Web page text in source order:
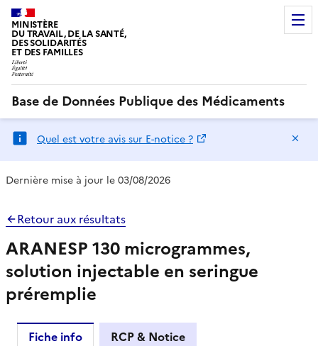
MINISTÈRE
DU TRAVAIL, DE LA SANTÉ,
DES SOLIDARITÉS
ET DES FAMILLES
Base de Données Publique des Médicaments
Quel est votre avis sur E-notice ?
Dernière mise à jour le 03/08/2026
Retour aux résultats
ARANESP 130 microgrammes,
solution injectable en seringue
préremplie
Fiche info
RCP & Notice